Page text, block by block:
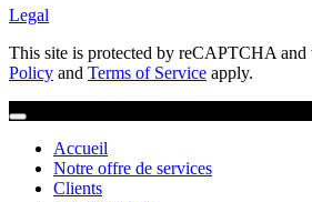
Legal
This site is protected by reCAPTCHA and
Policy and Terms of Service apply.
Accueil
Notre offre de services
Clients